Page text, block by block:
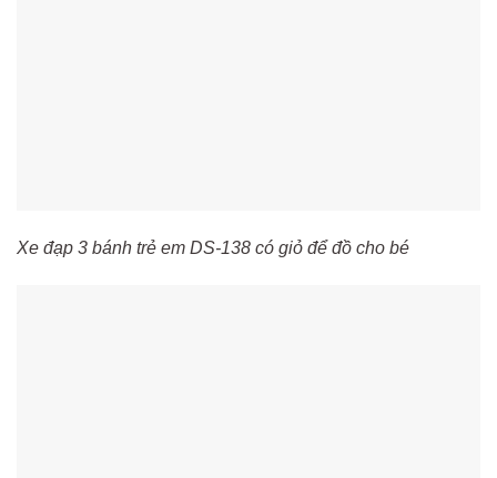
Xe đạp 3 bánh trẻ em DS-138 có giỏ để đồ cho bé